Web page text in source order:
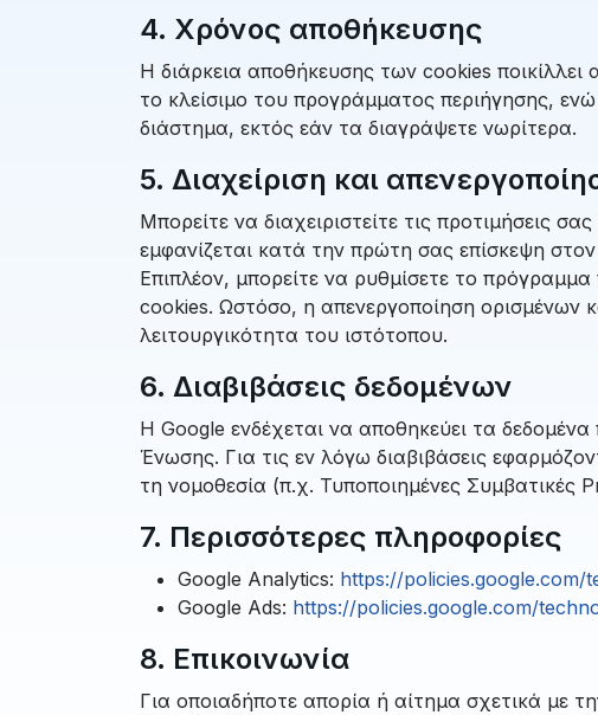
4. Χρόνος αποθήκευσης
Η διάρκεια αποθήκευσης των cookies ποικίλλει
το κλείσιμο του προγράμματος περιήγησης,
διάστημα, εκτός εάν τα διαγράψετε νωρίτερα.
5. Διαχείριση και
Μπορείτε να διαχειριστείτε τις προτιμήσεις
εμφανίζεται κατά την πρώτη σας επίσκεψη
Επιπλέον, μπορείτε να ρυθμίσετε το
cookies. Ωστόσο, η απενεργοποίηση ορισμένων
λειτουργικότητα του ιστότοπου.
6. Διαβιβάσεις δεδομένων
Η Google ενδέχεται να αποθηκεύει τα
Ένωσης. Για τις εν λόγω διαβιβάσεις
τη νομοθεσία (π.χ. Τυποποιημένες Συμβατικές
7. Περισσότερες πληροφορίες
Google Analytics: https://policies.google.com/
Google Ads: https://policies.google.com/
8. Επικοινωνία
Για οποιαδήποτε απορία ή αίτημα σχετικά με